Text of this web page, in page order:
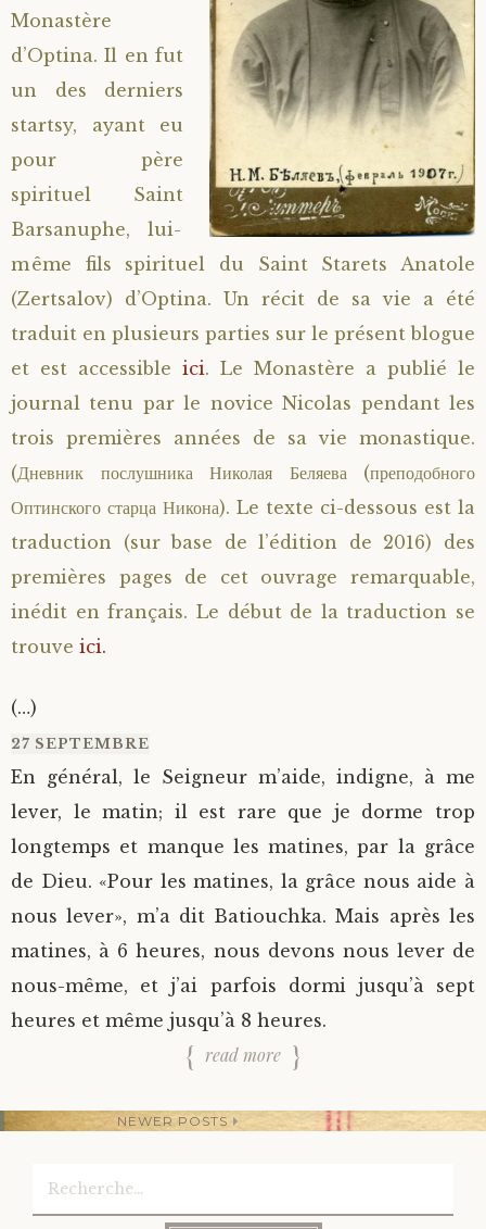
Monastère
d’Optina. Il en fut
un des derniers
startsy, ayant eu
pour père
spirituel Saint
Barsanuphe, lui-
même fils spirituel du Saint Starets Anatole
(Zertsalov) d’Optina. Un récit de sa vie a été
traduit en plusieurs parties sur le présent blogue
et est accessible ici. Le Monastère a publié le
journal tenu par le novice Nicolas pendant les
trois premières années de sa vie monastique.
(Дневник послушника Николая Беляева (преподобного
Оптинского старца Никона). Le texte ci-dessous est la
traduction (sur base de l’édition de 2016) des
premières pages de cet ouvrage remarquable,
inédit en français. Le début de la traduction se
trouve ici.
(…)
27 SEPTEMBRE
En général, le Seigneur m’aide, indigne, à me
lever, le matin; il est rare que je dorme trop
longtemps et manque les matines, par la grâce
de Dieu. «Pour les matines, la grâce nous aide à
nous lever», m’a dit Batiouchka. Mais après les
matines, à 6 heures, nous devons nous lever de
nous-même, et j’ai parfois dormi jusqu’à sept
heures et même jusqu’à 8 heures.
read more
Post
NEWER POSTS